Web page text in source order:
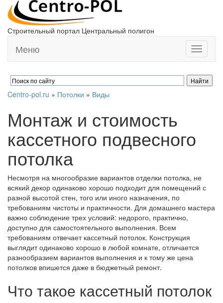
Строительный портал Центральный полигон
Toggle
Меню
Centro-pol.ru » Потолки » Виды
Монтаж и стоимость
кассетного подвесного
потолка
Несмотря на многообразие вариантов отделки потолка, не
всякий декор одинаково хорошо подходит для помещений с
разной высотой стен, того или иного назначения, по
требованиям чистоты и практичности. Для домашнего мастера
важно соблюдение трех условий: недорого, практично,
доступно для самостоятельного выполнения. Всем
требованиям отвечает кассетный потолок. Конструкция
выглядит одинаково хорошо в любой комнате, отличается
разнообразием вариантов выполнения и к тому же цена
потолков впишется даже в бюджетный ремонт.
Что такое кассетный потолок